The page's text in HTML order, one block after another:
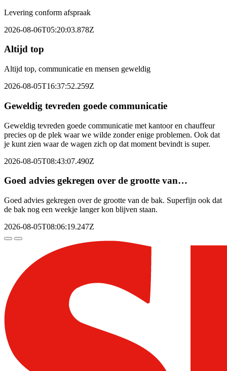
Levering conform afspraak
2026-08-06T05:20:03.878Z
Altijd top
Altijd top, communicatie en mensen geweldig
2026-08-05T16:37:52.259Z
Geweldig tevreden goede communicatie
Geweldig tevreden goede communicatie met kantoor en chauffeur
precies op de plek waar we wilde zonder enige problemen. Ook dat
je kunt zien waar de wagen zich op dat moment bevindt is super.
2026-08-05T08:43:07.490Z
Goed advies gekregen over de grootte van…
Goed advies gekregen over de grootte van de bak. Superfijn ook dat
de bak nog een weekje langer kon blijven staan.
2026-08-05T08:06:19.247Z